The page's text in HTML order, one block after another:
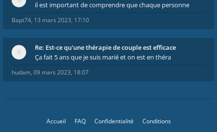
il est important de comprendre que chaque personne
Bapt74, 13 mars 2023, 17:10
Re: Est-ce qu'une thérapie de couple est efficace
Ça fait 5 ans que je suis marié et on est en théra
hudam, 09 mars 2023, 18:07
Accueil FAQ Confidentialité
Conditions